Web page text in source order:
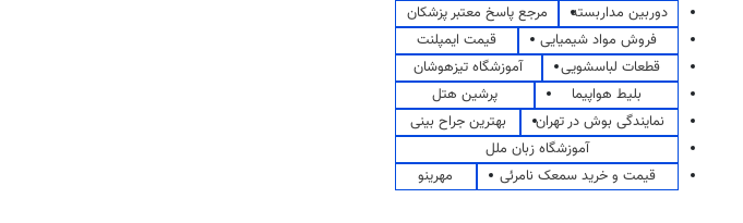
دوربین مداربسته
مرجع پاسخ معتبر پزشکان
فروش مواد شیمیایی
قیمت ایمپلنت
قطعات لباسشویی
آموزشگاه تیزهوشان
بلیط هواپیما
پرشین هتل
نمایندگی بوش در تهران
بهترین جراح بینی
آموزشگاه زبان ملل
قیمت و خرید سمعک نامرئی
مهرینو